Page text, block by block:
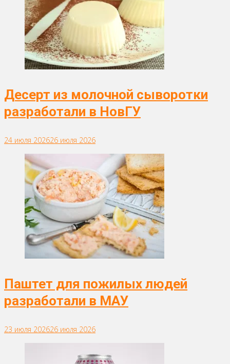
Десерт из молочной сыворотки
разработали в НовГУ
24 июля 202626 июля 2026
Паштет для пожилых людей
разработали в МАУ
23 июля 202626 июля 2026